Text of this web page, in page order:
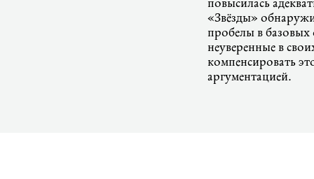
повысилась
«Звёзды»
пробелы в базовых
неуверенные в
компенсировать
аргументацией.